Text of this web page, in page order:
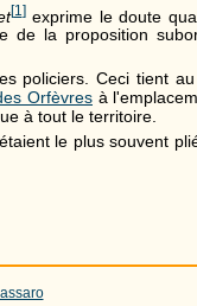
[1 ]exprime le doute
de la proposition
policiers. Ceci tient
Orfèvres à
à tout le territoire.
le plus souvent